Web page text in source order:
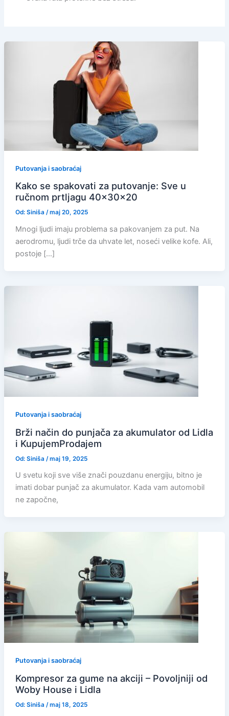
Putovanja i saobraćaj
Kako se spakovati za putovanje: Sve u
ručnom prtljagu 40x30x20
Od: Siniša /maj 20, 2025
Mnogi ljudi imaju problema sa pakovanjem za put. Na
aerodromu, ljudi trče da uhvate let, noseći velike kofe. Ali,
postoje […]
Putovanja i saobraćaj
Brži način do punjača za akumulator od Lidla
i KupujemProdajem
Od: Siniša /maj 19, 2025
U svetu koji sve više znači pouzdanu energiju, bitno je
imati dobar punjač za akumulator. Kada vam automobil
ne započne,
Putovanja i saobraćaj
Kompresor za gume na akciji – Povoljniji od
Woby House i Lidla
Od: Siniša /maj 18, 2025